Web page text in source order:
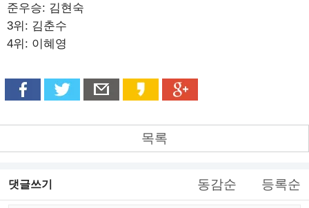
준우승: 김현숙
3위: 김춘수
4위: 이혜영
목록
댓글쓰기 동감순 등록순